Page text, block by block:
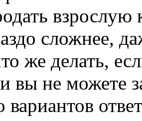
взрослую
сложнее,
же делать,
вы не можете
вариантов